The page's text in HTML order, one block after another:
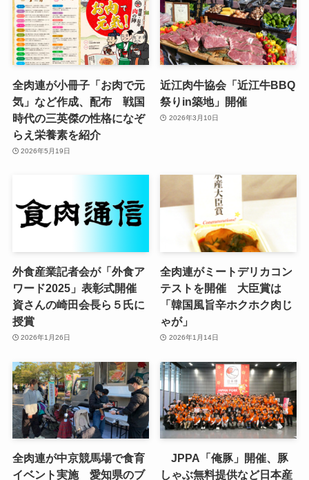
全肉連が小冊子「お肉で元
気」など作成、配布 戦国
時代の三英傑の性格になぞ
らえ栄養素を紹介
2026年5月19日
近江肉牛協会「近江牛BBQ
祭りin築地」開催
2026年3月10日
外食産業記者会が「外食ア
ワード2025」表彰式開催
資さんの崎田会長ら５氏に
授賞
2026年1月26日
全肉連がミートデリカコン
テストを開催 大臣賞は
「韓国風旨辛ホクホク肉じ
ゃが」
2026年1月14日
全肉連が中京競馬場で食育
イベント実施 愛知県のブ
JPPA「俺豚」開催、豚
しゃぶ無料提供など日本産